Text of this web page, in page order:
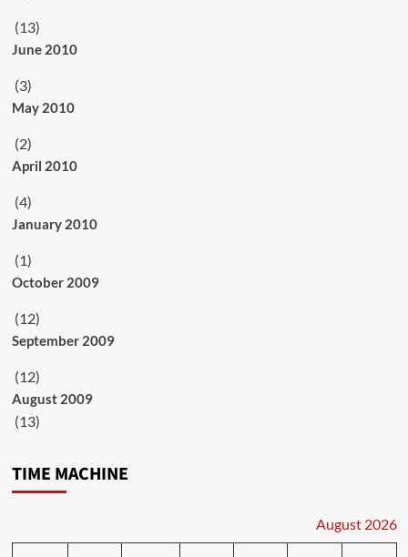
(13)
June 2010
(3)
May 2010
(2)
April 2010
(4)
January 2010
(1)
October 2009
(12)
September 2009
(12)
August 2009
(13)
TIME MACHINE
August 2026